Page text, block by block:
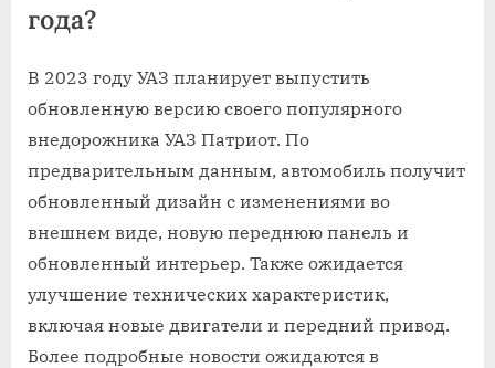
года?
В 2023 году УАЗ планирует выпустить
обновленную версию своего популярного
внедорожника УАЗ Патриот. По
предварительным данным, автомобиль получит
обновленный дизайн с изменениями во
внешнем виде, новую переднюю панель и
обновленный интерьер. Также ожидается
улучшение технических характеристик,
включая новые двигатели и передний привод.
Более подробные новости ожидаются в